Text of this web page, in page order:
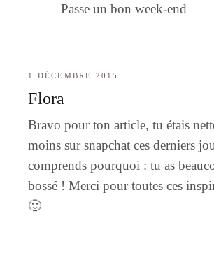
Passe un bon week-end
1 DÉCEMBRE 2015
Flora
Bravo pour ton article, tu étais
moins sur snapchat ces derniers
comprends pourquoi : tu as
bossé ! Merci pour toutes ces
🙂